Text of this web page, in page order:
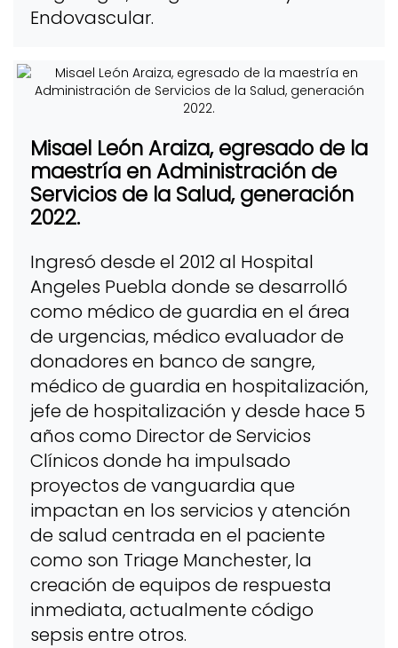
Endovascular.
Misael León Araiza, egresado de la
maestría en Administración de
Servicios de la Salud, generación
2022.
Ingresó desde el 2012 al Hospital
Angeles Puebla donde se desarrolló
como médico de guardia en el área
de urgencias, médico evaluador de
donadores en banco de sangre,
médico de guardia en hospitalización,
jefe de hospitalización y desde hace 5
años como Director de Servicios
Clínicos donde ha impulsado
proyectos de vanguardia que
impactan en los servicios y atención
de salud centrada en el paciente
como son Triage Manchester, la
creación de equipos de respuesta
inmediata, actualmente código
sepsis entre otros.